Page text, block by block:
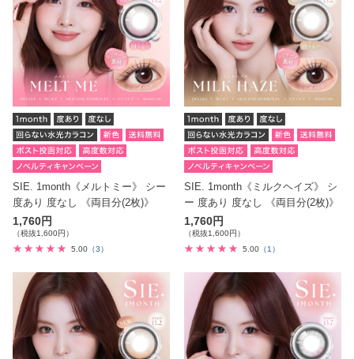
SIE. 1month《メルトミー》 シー
度あり 度なし 《両目分(2枚)》
1,760円
（税抜1,600円）
5.00 （3）
SIE. 1month《ミルクヘイズ》 シ
ー 度あり 度なし 《両目分(2枚)》
1,760円
（税抜1,600円）
5.00 （1）